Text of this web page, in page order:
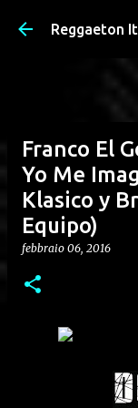
Reggaeton
Franco El
Yo Me
Klasico y
Equipo)
febbraio 06, 2016